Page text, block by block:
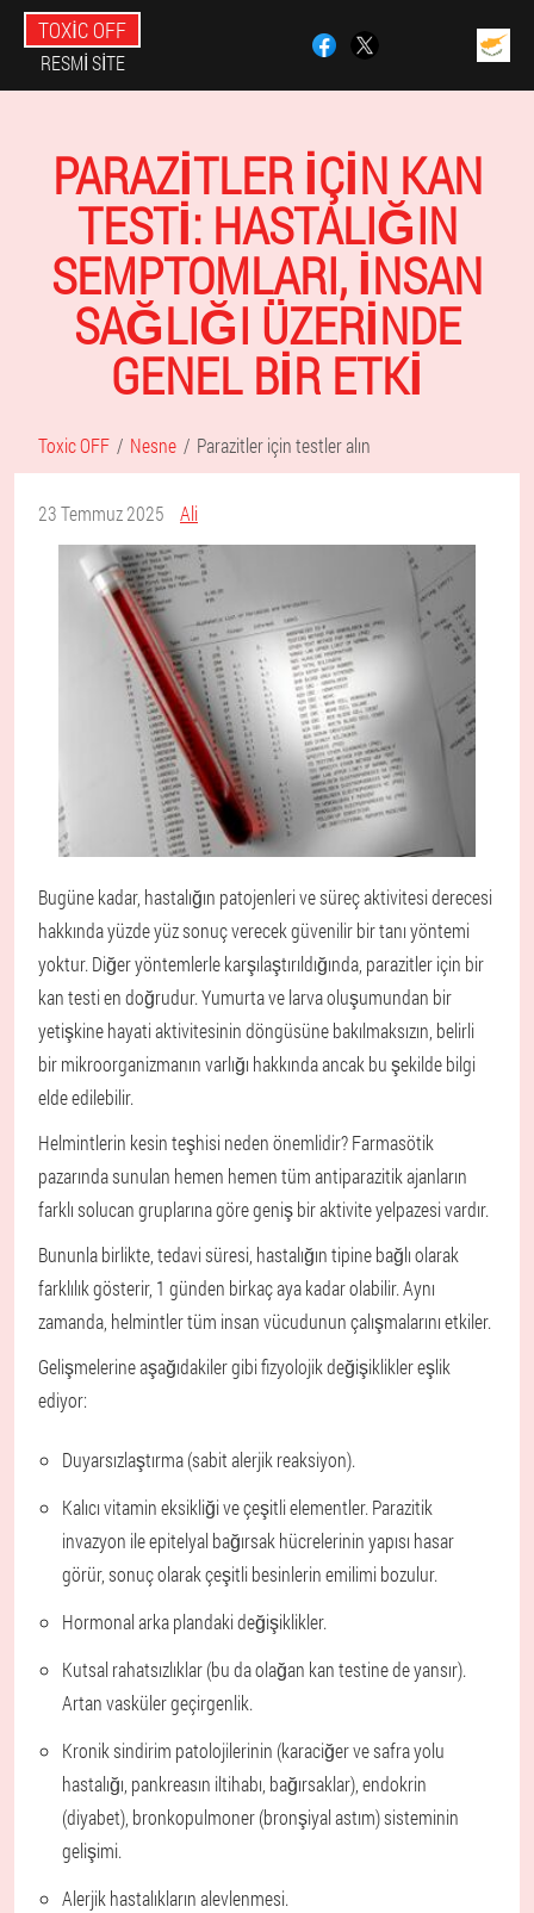
TOXIC OFF
RESMI SITE
PARAZITLER IÇIN KAN
TESTI: HASTALIĞIN
SEMPTOMLARI, INSAN
SAĞLIĞI ÜZERINDE
GENEL BIR ETKI
Toxic OFF Nesne Parazitler için testler alın
23 Temmuz 2025 Ali
Bugüne kadar, hastalığın patojenleri ve süreç aktivitesi derecesi
hakkında yüzde yüz sonuç verecek güvenilir bir tanı yöntemi
yoktur. Diğer yöntemlerle karşılaştırıldığında, parazitler için bir
kan testi en doğrudur. Yumurta ve larva oluşumundan bir
yetişkine hayati aktivitesinin döngüsüne bakılmaksızın, belirli
bir mikroorganizmanın varlığı hakkında ancak bu şekilde bilgi
elde edilebilir.
Helmintlerin kesin teşhisi neden önemlidir? Farmasötik
pazarında sunulan hemen hemen tüm antiparazitik ajanların
farklı solucan gruplarına göre geniş bir aktivite yelpazesi vardır.
Bununla birlikte, tedavi süresi, hastalığın tipine bağlı olarak
farklılık gösterir, 1 günden birkaç aya kadar olabilir. Aynı
zamanda, helmintler tüm insan vücudunun çalışmalarını etkiler.
Gelişmelerine aşağıdakiler gibi fizyolojik değişiklikler eşlik
ediyor:
Duyarsızlaştırma (sabit alerjik reaksiyon).
Kalıcı vitamin eksikliği ve çeşitli elementler. Parazitik
invazyon ile epitelyal bağırsak hücrelerinin yapısı hasar
görür, sonuç olarak çeşitli besinlerin emilimi bozulur.
Hormonal arka plandaki değişiklikler.
Kutsal rahatsızlıklar (bu da olağan kan testine de yansır).
Artan vasküler geçirgenlik.
Kronik sindirim patolojilerinin (karaciğer ve safra yolu
hastalığı, pankreasın iltihabı, bağırsaklar), endokrin
(diyabet), bronkopulmoner (bronşiyal astım) sisteminin
gelişimi.
Alerjik hastalıkların alevlenmesi.